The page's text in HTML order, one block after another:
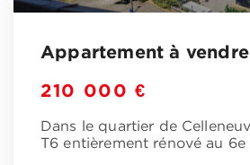
Appartement à
210 000 €
Dans le quartier de
T6 entièrement rénové au 6e